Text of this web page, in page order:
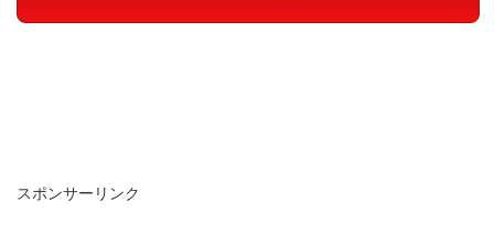
スポンサーリンク